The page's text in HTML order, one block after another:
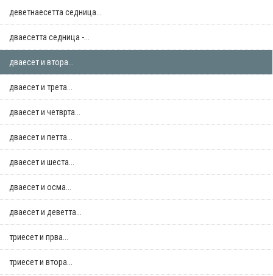
деветнаесетта седница...
дваесетта седница -...
дваесет и втора...
дваесет и трета...
дваесет и четврта...
дваесет и петта...
дваесет и шеста...
дваесет и осма...
дваесет и деветта...
триесет и прва...
триесет и втора...